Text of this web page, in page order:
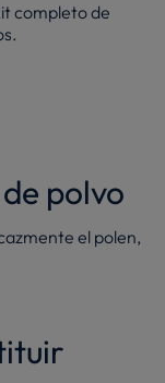
completo de
polvo
el polen,